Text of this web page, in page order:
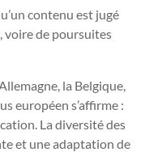
contenu est jugé
voire de poursuites
la Belgique,
européen s’affirme :
La diversité des
et une adaptation de